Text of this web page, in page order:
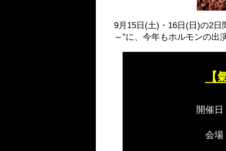
9月15日(土)・16日(日)の2日
～”に、今年もホルモンの出
開催日
会場